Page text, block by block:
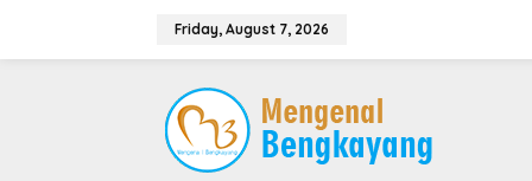
Friday, August 7, 2026